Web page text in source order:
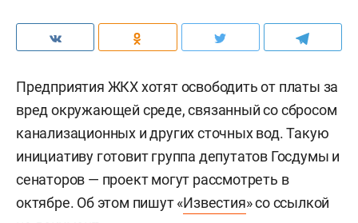
Предприятия ЖКХ хотят освободить от платы за
вред окружающей среде, связанный со сбросом
канализационных и других сточных вод. Такую
инициативу готовит группа депутатов Госдумы и
сенаторов — проект могут рассмотреть в
октябре. Об этом пишут «Известия» со ссылкой